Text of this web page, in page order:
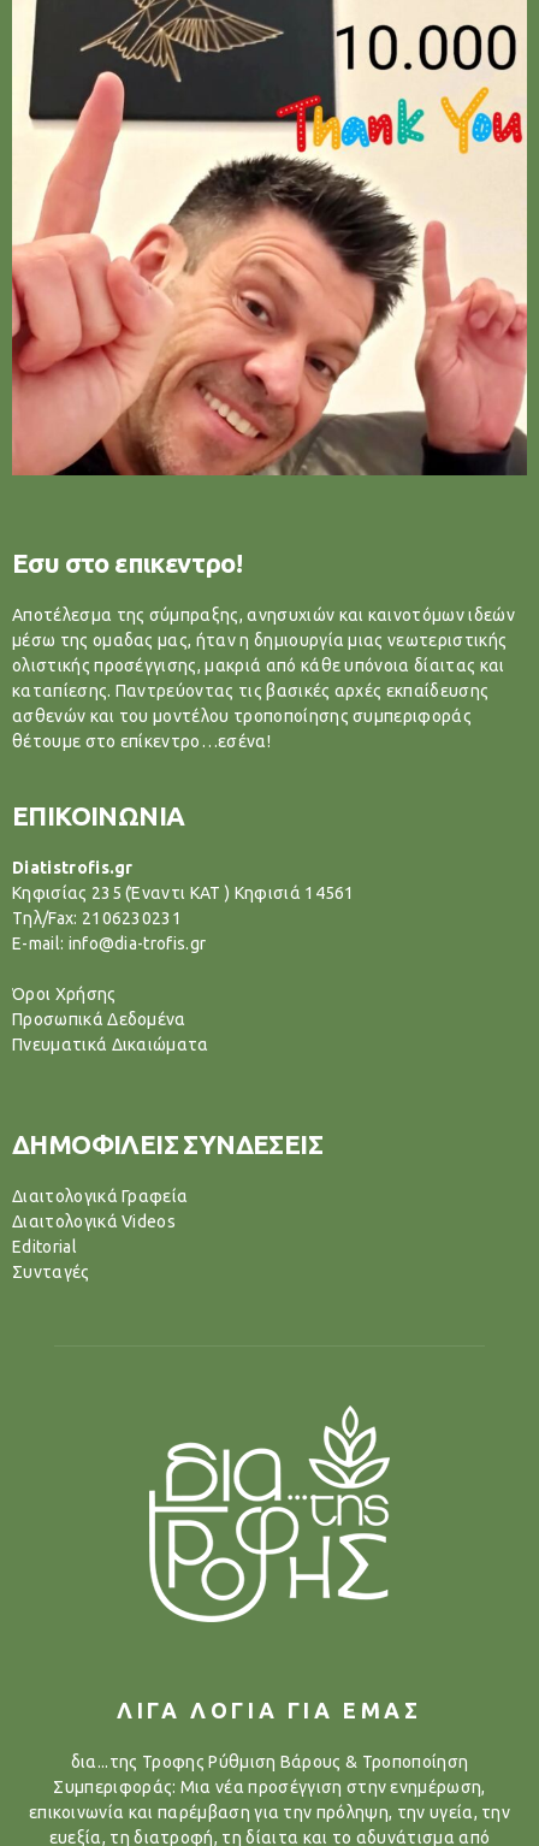
Εσυ στο επικεντρο!
Αποτέλεσμα της σύμπραξης, ανησυχιών και καινοτόμων ιδεών
μέσω της ομαδας μας, ήταν η δημιουργία μιας νεωτεριστικής
ολιστικής προσέγγισης, μακριά από κάθε υπόνοια δίαιτας και
καταπίεσης. Παντρεύοντας τις βασικές αρχές εκπαίδευσης
ασθενών και του μοντέλου τροποποίησης συμπεριφοράς
θέτουμε στο επίκεντρο…εσένα!
ΕΠΙΚΟΙΝΩΝΙΑ
Diatistrofis.gr
Κηφισίας 235 (Έναντι ΚΑΤ ) Κηφισιά 14561
Tηλ/Fax: 2106230231
E-mail: info@dia-trofis.gr
Όροι Χρήσης
Προσωπικά Δεδομένα
Πνευματικά Δικαιώματα
ΔΗΜΟΦΙΛΕΙΣ ΣΥΝΔΕΣΕΙΣ
Διαιτολογικά Γραφεία
Διαιτολογικά Videos
Editorial
Συνταγές
ΛΙΓΑ ΛΟΓΙΑ ΓΙΑ ΕΜΑΣ
δια...της Τροφης Ρύθμιση Βάρους & Τροποποίηση
Συμπεριφοράς: Μια νέα προσέγγιση στην ενημέρωση,
επικοινωνία και παρέμβαση για την πρόληψη, την υγεία, την
ευεξία, τη διατροφή, τη δίαιτα και το αδυνάτισμα από